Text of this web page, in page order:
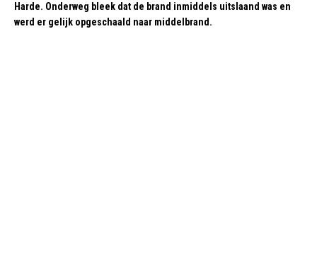
Harde. Onderweg bleek dat de brand inmiddels uitslaand was en
werd er gelijk opgeschaald naar middelbrand.